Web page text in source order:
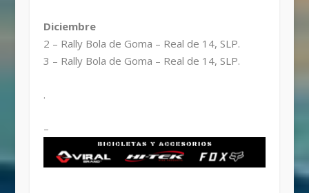
Diciembre
2 – Rally Bola de Goma – Real de 14, SLP.
3 – Rally Bola de Goma – Real de 14, SLP.
.
–